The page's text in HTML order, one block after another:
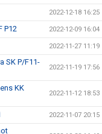
2022-12-18 16:25
P12 2022-12-09 16:04
2022-11-27 11:19
SK P/F11-
2022-11-19 17:56
KK
2022-11-12 18:53
2022-11-07 20:15